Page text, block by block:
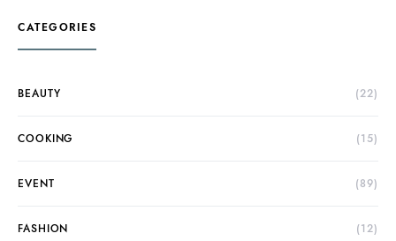
CATEGORIES
BEAUTY (22)
COOKING (15)
EVENT (89)
FASHION (12)